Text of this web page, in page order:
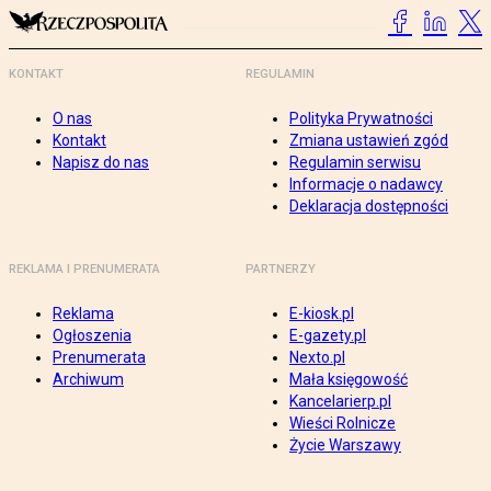
KONTAKT
O nas
Kontakt
Napisz do nas
REGULAMIN
Polityka Prywatności
Zmiana ustawień zgód
Regulamin serwisu
Informacje o nadawcy
Deklaracja dostępności
REKLAMA I PRENUMERATA
Reklama
Ogłoszenia
Prenumerata
Archiwum
PARTNERZY
E-kiosk.pl
E-gazety.pl
Nexto.pl
Mała księgowość
Kancelarierp.pl
Wieści Rolnicze
Życie Warszawy